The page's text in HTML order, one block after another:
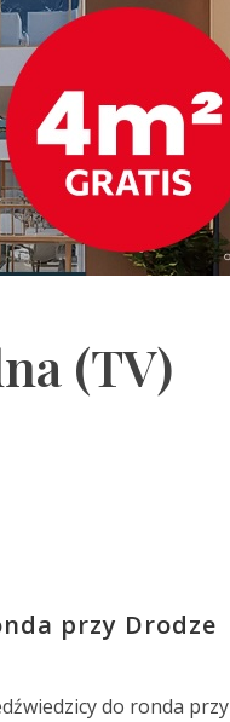
(TV)
przy Drodze
do ronda przy